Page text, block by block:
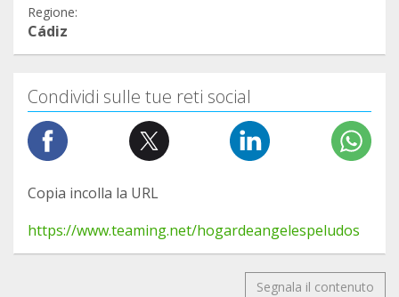
Regione:
Cádiz
Condividi sulle tue reti social
Copia incolla la URL
https://www.teaming.net/hogardeangelespeludos
Segnala il contenuto